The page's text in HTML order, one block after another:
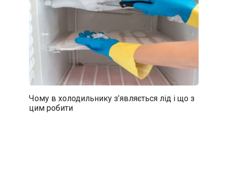
Чому в холодильнику з’являється лід і що з
цим робити